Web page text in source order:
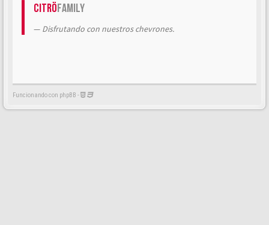
CitröFamily
Disfrutando con nuestros chevrones.
Funcionando con phpBB -